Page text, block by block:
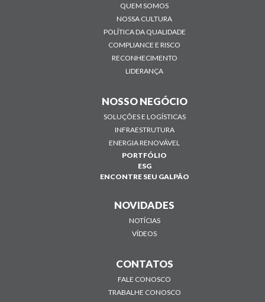
QUEM SOMOS
NOSSA CULTURA
POLÍTICA DA QUALIDADE
COMPLIANCE E RISCO
RECONHECIMENTO
LIDERANÇA
NOSSO NEGÓCIO
SOLUÇÕES E LOGÍSTICAS
INFRAESTRUTURA
ENERGIA RENOVÁVEL
PORTFÓLIO
ESG
ENCONTRE SEU GALPÃO
NOVIDADES
NOTÍCIAS
VÍDEOS
CONTATOS
FALE CONOSCO
TRABALHE CONOSCO